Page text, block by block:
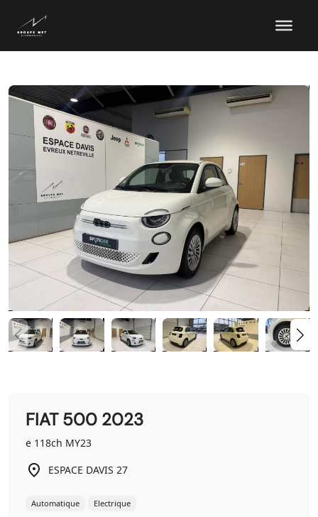
FIAT 500 2023
e 118ch MY23
ESPACE DAVIS 27
Automatique Electrique